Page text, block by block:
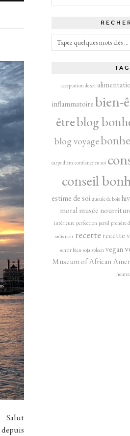
Salut
acceptation de soi
inflammatoirebien-
êtreblog
blog voyage
carpe diem confiance en soi
conseil
estime de soi gueule de bois
moral musée
intérieure perfection persil prendre
radis noir recetterecette
sentir bien soja spleen vegan
Museum of African